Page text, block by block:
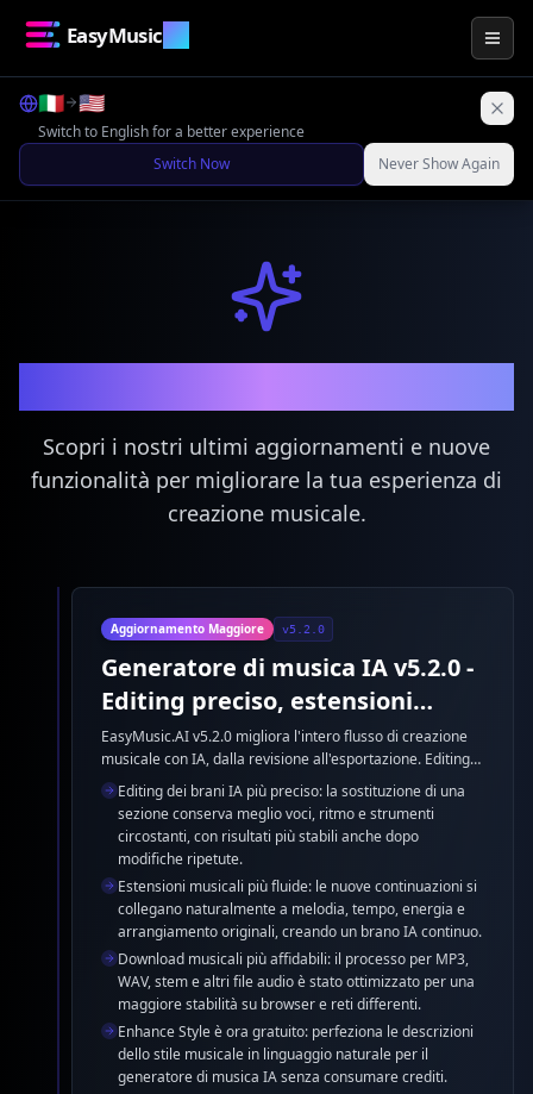
EasyMusic.AI
🇮🇹 🇺🇸
Switch to English for a better experience
Switch Now
Never Show Again
Scopri i nostri ultimi aggiornamenti e nuove
funzionalità per migliorare la tua esperienza di
creazione musicale.
Aggiornamento Maggiore v5.2.0
Generatore di musica IA v5.2.0 -
Editing preciso, estensioni
fluide e download affidabili
EasyMusic.AI v5.2.0 migliora l'intero flusso di creazione
musicale con IA, dalla revisione all'esportazione. Editing
ed estensione dei brani sono più precisi, i download audio
più affidabili, Enhance Style diventa gratuito e i modelli
musicali IA producono risultati più coerenti e stabili.
Editing dei brani IA più preciso: la sostituzione di una
sezione conserva meglio voci, ritmo e strumenti
circostanti, con risultati più stabili anche dopo
modifiche ripetute.
Estensioni musicali più fluide: le nuove continuazioni si
collegano naturalmente a melodia, tempo, energia e
arrangiamento originali, creando un brano IA continuo.
Download musicali più affidabili: il processo per MP3,
WAV, stem e altri file audio è stato ottimizzato per una
maggiore stabilità su browser e reti differenti.
Enhance Style è ora gratuito: perfeziona le descrizioni
dello stile musicale in linguaggio naturale per il
generatore di musica IA senza consumare crediti.